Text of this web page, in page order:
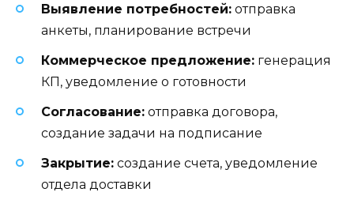
Выявление потребностей: отправка
анкеты, планирование встречи
Коммерческое предложение: генерация
КП, уведомление о готовности
Согласование: отправка договора,
создание задачи на подписание
Закрытие: создание счета, уведомление
отдела доставки